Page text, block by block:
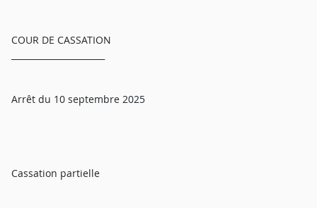
COUR DE CASSATION
Arrêt du 10 septembre 2025
Cassation partielle